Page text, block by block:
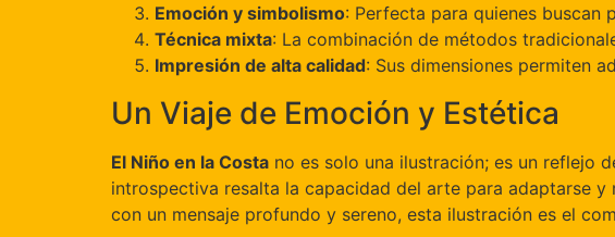
Emoción y simbolismo: Perfecta para quienes buscan
Técnica mixta: La combinación de métodos
Impresión de alta calidad: Sus dimensiones permiten
Un Viaje de Emoción y Estética
El Niño en la Costa no es solo una ilustración; es un reflejo
introspectiva resalta la capacidad del arte para adaptarse
con un mensaje profundo y sereno, esta ilustración es el